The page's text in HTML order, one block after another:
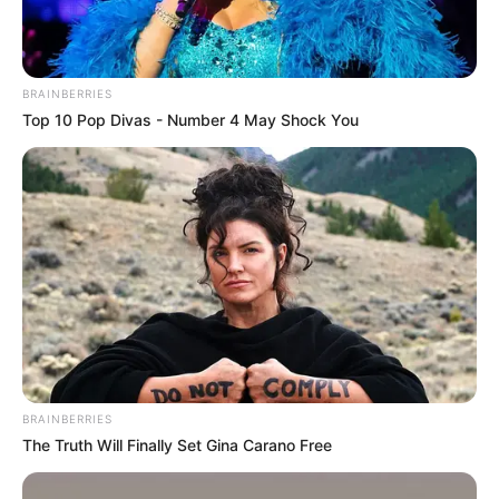
Αυστηρή Διαδικασία Αξιολόγησης
Η αδειοδότηση προέκυψε κατόπιν θετικής
BRAINBERRIES
Top 10 Pop Divas - Number 4 May Shock You
BRAINBERRIES
The Truth Will Finally Set Gina Carano Free